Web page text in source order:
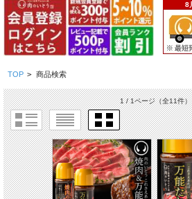
TOP > 商品検索
1 / 1ページ（全11件）